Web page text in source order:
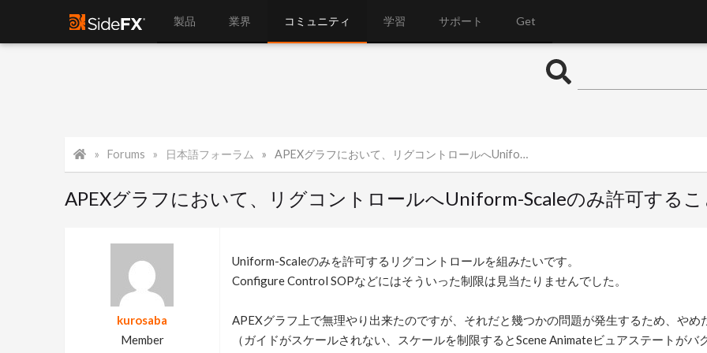
製品 業界 コミュニティ 学習 サポート Get
Forums 日本語フォーラム APEXグラフにおいて、リグコントロールへUniform-Scaleのみ許可することが出来るか知りたい
APEXグラフにおいて、リグコントロールへUniform-Scaleのみ許可する
kurosaba
Member
Uniform-Scaleのみを許可するリグコントロールを組みたいです。
Configure Control SOPなどにはそういった制限は見当たりませんでした。
APEXグラフ上で無理やり出来たのですが、それだと幾つかの問題が発生するため、やめ
（ガイドがスケールされない、スケールを制限するとScene Animateビュアステートがバ